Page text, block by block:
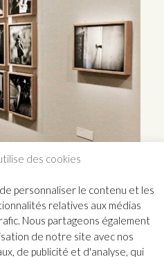
des cookies
personnaliser le contenu et les
relatives aux médias
Nous partageons également
de notre site avec nos
de publicité et d'analyse, qui